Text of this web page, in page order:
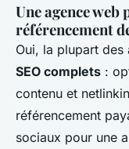
Une agence
référencement
Oui, la plupart
SEO complets :
contenu et
référencement
sociaux pour une